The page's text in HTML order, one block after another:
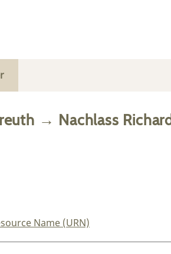
→ Nachlass
Name (URN)